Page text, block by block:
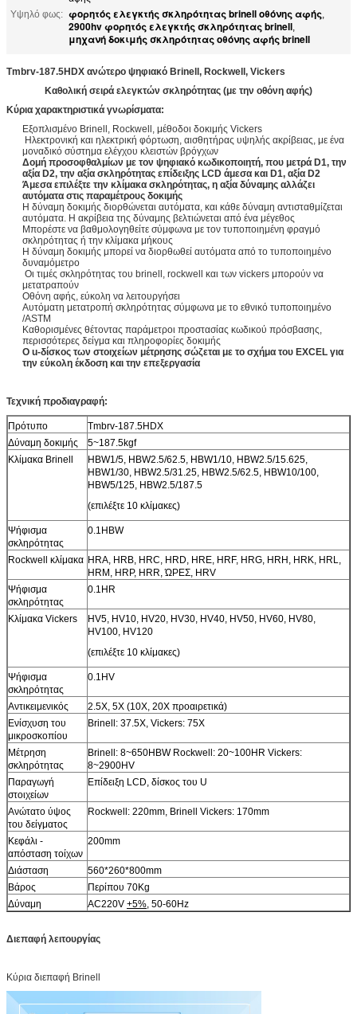
Υψηλό φως: φορητός ελεγκτής σκληρότητας brinell οθόνης αφής,
2900hv φορητός ελεγκτής σκληρότητας brinell,
μηχανή δοκιμής σκληρότητας οθόνης αφής brinell
Tmbrv-187.5HDX ανώτερο ψηφιακό Brinell, Rockwell, Vickers
Καθολική σειρά ελεγκτών σκληρότητας (με την οθόνη αφής)
Κύρια χαρακτηριστικά γνωρίσματα:
Εξοπλισμένο Brinell, Rockwell, μέθοδοι δοκιμής Vickers
Ηλεκτρονική και ηλεκτρική φόρτωση, αισθητήρας υψηλής ακρίβειας, με ένα
μοναδικό σύστημα ελέγχου κλειστών βρόγχων
Δομή προσοφθαλμίων με τον ψηφιακό κωδικοποιητή, που μετρά D1, την
αξία D2, την αξία σκληρότητας επίδειξης LCD άμεσα και D1, αξία D2
Άμεσα επιλέξτε την κλίμακα σκληρότητας, η αξία δύναμης αλλάζει
αυτόματα στις παραμέτρους δοκιμής
Η δύναμη δοκιμής διορθώνεται αυτόματα, και κάθε δύναμη αντισταθμίζεται
αυτόματα. Η ακρίβεια της δύναμης βελτιώνεται από ένα μέγεθος
Μπορέστε να βαθμολογηθείτε σύμφωνα με τον τυποποιημένη φραγμό
σκληρότητας ή την κλίμακα μήκους
Η δύναμη δοκιμής μπορεί να διορθωθεί αυτόματα από το τυποποιημένο
δυναμόμετρο
Οι τιμές σκληρότητας του brinell, rockwell και των vickers μπορούν να
μετατραπούν
Οθόνη αφής, εύκολη να λειτουργήσει
Αυτόματη μετατροπή σκληρότητας σύμφωνα με το εθνικό τυποποιημένο
/ASTM
Καθορισμένες θέτοντας παράμετροι προστασίας κωδικού πρόσβασης,
περισσότερες δείγμα και πληροφορίες δοκιμής
Ο u-δίσκος των στοιχείων μέτρησης σώζεται με το σχήμα του EXCEL για
την εύκολη έκδοση και την επεξεργασία
Τεχνική προδιαγραφή:
Πρότυπο
Tmbrv-187.5HDX
Δύναμη δοκιμής
5~187.5kgf
Κλίμακα Brinell
HBW1/5, HBW2.5/62.5, HBW1/10, HBW2.5/15.625,
HBW1/30, HBW2.5/31.25, HBW2.5/62.5, HBW10/100,
HBW5/125, HBW2.5/187.5
(επιλέξτε 10 κλίμακες)
Ψήφισμα
σκληρότητας
0.1HBW
Rockwell κλίμακα HRA, HRB, HRC, HRD, HRE, HRF, HRG, HRH, HRK, HRL,
HRM, HRP, HRR, ΏΡΕΣ, HRV
Ψήφισμα
σκληρότητας
0.1HR
Κλίμακα Vickers
HV5, HV10, HV20, HV30, HV40, HV50, HV60, HV80,
HV100, HV120
(επιλέξτε 10 κλίμακες)
Ψήφισμα
σκληρότητας
0.1HV
Αντικειμενικός
2.5X, 5X (10X, 20X προαιρετικά)
Ενίσχυση του
μικροσκοπίου
Brinell: 37.5X, Vickers: 75X
Μέτρηση
σκληρότητας
Brinell: 8~650HBW Rockwell: 20~100HR Vickers:
8~2900HV
Παραγωγή
στοιχείων
Επίδειξη LCD, δίσκος του U
Ανώτατο ύψος
του δείγματος
Rockwell: 220mm, Brinell Vickers: 170mm
Κεφάλι -
απόσταση τοίχων
200mm
Διάσταση
560*260*800mm
Βάρος
Περίπου 70Kg
Δύναμη
AC220V +5%, 50-60Hz
Διεπαφή λειτουργίας
Κύρια διεπαφή Brinell